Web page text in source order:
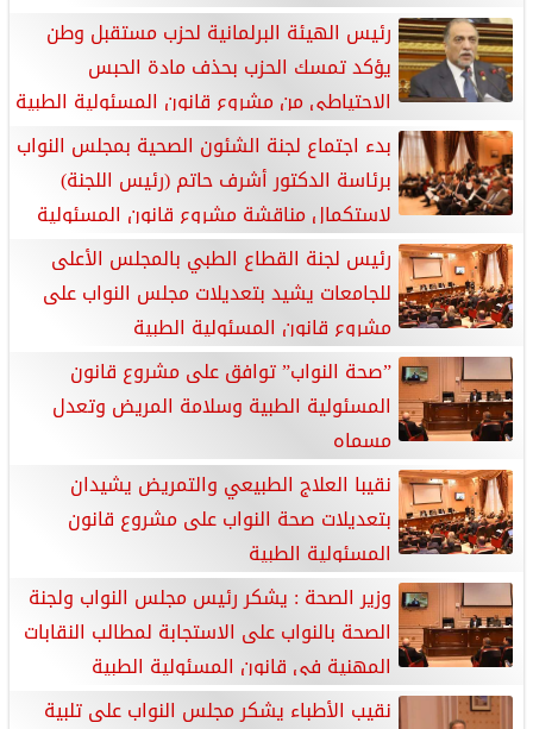
رئيس الهيئة البرلمانية لحزب مستقبل وطن
يؤكد تمسك الحزب بحذف مادة الحبس
الاحتياطي من مشروع قانون المسئولية الطبية
تلبية لمطالب الأطباء*بدء اجتماع لجنة الشئون الصحية بمجلس النواب
برئاسة الدكتور أشرف حاتم (رئيس اللجنة)
لاستكمال مناقشة مشروع قانون المسئولية
الطبية*
رئيس لجنة القطاع الطبي بالمجلس الأعلى
للجامعات يشيد بتعديلات مجلس النواب على
مشروع قانون المسئولية الطبية
”صحة النواب” توافق على مشروع قانون
المسئولية الطبية وسلامة المريض وتعدل
مسماه
نقيبا العلاج الطبيعي والتمريض يشيدان
بتعديلات صحة النواب على مشروع قانون
المسئولية الطبية
وزير الصحة : يشكر رئيس مجلس النواب ولجنة
الصحة بالنواب على الاستجابة لمطالب النقابات
المهنية في قانون المسئولية الطبية
نقيب الأطباء يشكر مجلس النواب على تلبية